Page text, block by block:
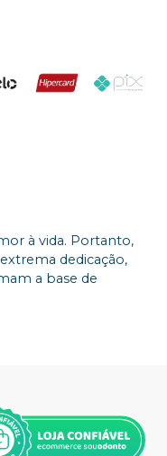
à vida. Portanto,
dedicação,
a base de